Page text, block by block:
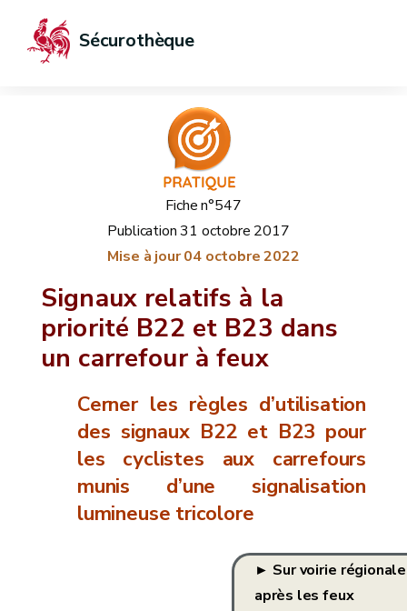
Sécurothèque
Fiche n°547
Publication31 octobre 2017
Mise à jour 04 octobre 2022
Signaux relatifs à la
priorité B22 et B23 dans
un carrefour à feux
Cerner les règles d’utilisation
des signaux B22 et B23 pour
les cyclistes aux carrefours
munis d’une signalisation
lumineuse tricolore
► Sur voirie
après les feux